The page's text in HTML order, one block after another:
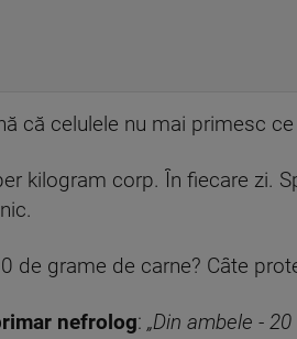
că celulele nu mai primesc ce
kilogram corp. În fiecare zi.
de grame de carne? Câte
nefrolog: „Din ambele -